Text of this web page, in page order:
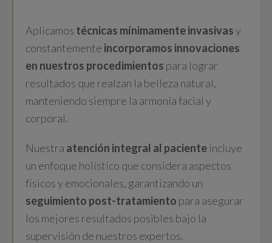
Aplicamos técnicas mínimamente invasivasy
constantemente incorporamos innovaciones
en nuestros procedimientos para lograr
resultados que realzan la belleza natural,
manteniendo siempre la armonía facial y
corporal.
Nuestra atención integral al pacienteincluye
un enfoque holístico que considera aspectos
físicos y emocionales, garantizando un
seguimiento post-tratamiento para asegurar
los mejores resultados posibles bajo la
supervisión de nuestros expertos.